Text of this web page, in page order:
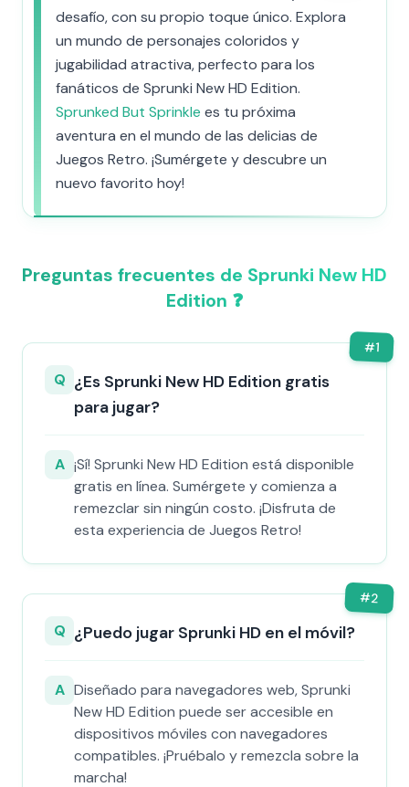
desafío, con su propio toque único. Explora
un mundo de personajes coloridos y
jugabilidad atractiva, perfecto para los
fanáticos de Sprunki New HD Edition.
Sprunked But Sprinkle es tu próxima
aventura en el mundo de las delicias de
Juegos Retro. ¡Sumérgete y descubre un
nuevo favorito hoy!
Preguntas frecuentes de Sprunki New HD
Edition ❓
#1
Q ¿Es Sprunki New HD Edition gratis
para jugar?
A ¡Sí! Sprunki New HD Edition está disponible
gratis en línea. Sumérgete y comienza a
remezclar sin ningún costo. ¡Disfruta de
esta experiencia de Juegos Retro!
#2
Q ¿Puedo jugar Sprunki HD en el móvil?
A Diseñado para navegadores web, Sprunki
New HD Edition puede ser accesible en
dispositivos móviles con navegadores
compatibles. ¡Pruébalo y remezcla sobre la
marcha!